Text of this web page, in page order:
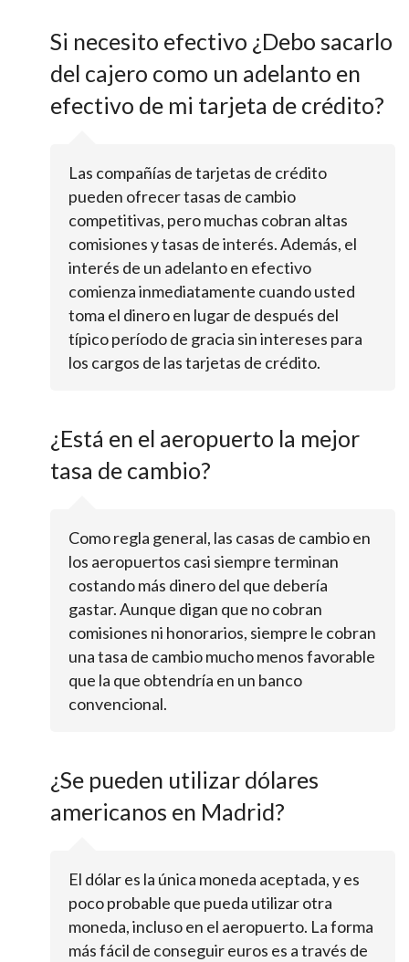
Si necesito efectivo ¿Debo sacarlo
del cajero como un adelanto en
efectivo de mi tarjeta de crédito?
Las compañías de tarjetas de crédito
pueden ofrecer tasas de cambio
competitivas, pero muchas cobran altas
comisiones y tasas de interés. Además, el
interés de un adelanto en efectivo
comienza inmediatamente cuando usted
toma el dinero en lugar de después del
típico período de gracia sin intereses para
los cargos de las tarjetas de crédito.
¿Está en el aeropuerto la mejor
tasa de cambio?
Como regla general, las casas de cambio en
los aeropuertos casi siempre terminan
costando más dinero del que debería
gastar. Aunque digan que no cobran
comisiones ni honorarios, siempre le cobran
una tasa de cambio mucho menos favorable
que la que obtendría en un banco
convencional.
¿Se pueden utilizar dólares
americanos en Madrid?
El dólar es la única moneda aceptada, y es
poco probable que pueda utilizar otra
moneda, incluso en el aeropuerto. La forma
más fácil de conseguir euros es a través de